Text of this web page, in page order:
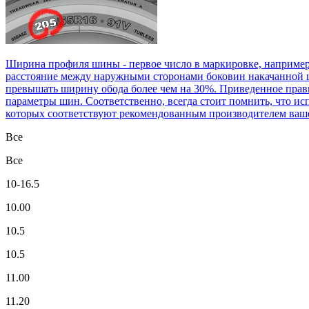
Ширина профиля шины - первое число в маркировке,
расстояние между наружными сторонами боковин
превышать ширину обода более чем на 30%. Приведенное
параметры шин. Соответственно, всегда стоит помнить, что
которых соответствуют рекомендованным производителем
Все
Все
10-16.5
10.00
10.5
10.5
11.00
11.20